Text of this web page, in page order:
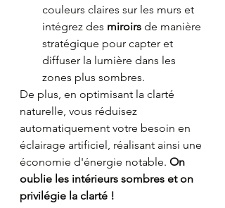
couleurs claires sur les murs et
intégrez des miroirs de manière
stratégique pour capter et
diffuser la lumière dans les
zones plus sombres.
De plus, en optimisant la clarté
naturelle, vous réduisez
automatiquement votre besoin en
éclairage artificiel, réalisant ainsi une
économie d'énergie notable. On
oublie les intérieurs sombres et on
privilégie la clarté !